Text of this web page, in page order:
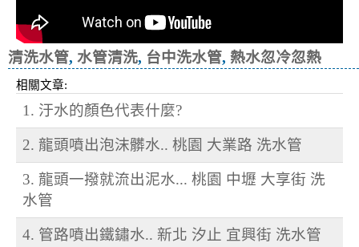
清洗水管, 水管清洗, 台中洗水管, 熱水忽冷忽熱
相關文章:
1. 汙水的顏色代表什麼?
2. 龍頭噴出泡沫髒水.. 桃園 大業路 洗水管
3. 龍頭一撥就流出泥水... 桃園 中壢 大享街 洗
水管
4. 管路噴出鐵鏽水.. 新北 汐止 宜興街 洗水管